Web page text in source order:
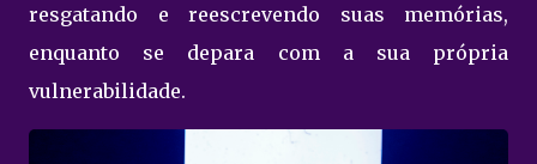
resgatando e reescrevendo suas memórias,
enquanto se depara com a sua própria
vulnerabilidade.